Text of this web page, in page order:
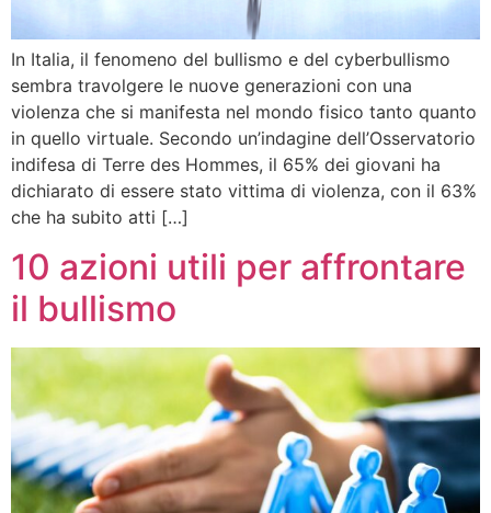
In Italia, il fenomeno del bullismo e del cyberbullismo
sembra travolgere le nuove generazioni con una
violenza che si manifesta nel mondo fisico tanto quanto
in quello virtuale. Secondo un’indagine dell’Osservatorio
indifesa di Terre des Hommes, il 65% dei giovani ha
dichiarato di essere stato vittima di violenza, con il 63%
che ha subito atti […]
10 azioni utili per affrontare
il bullismo